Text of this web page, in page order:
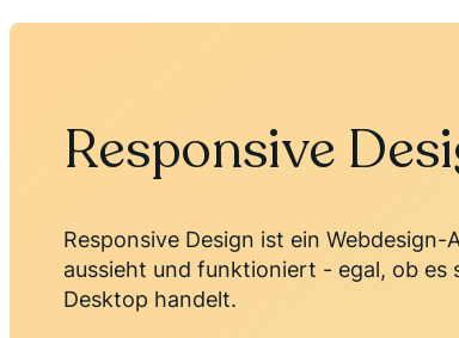
Responsive
Responsive Design ist ein
aussieht und funktioniert - egal, ob es
Desktop handelt.